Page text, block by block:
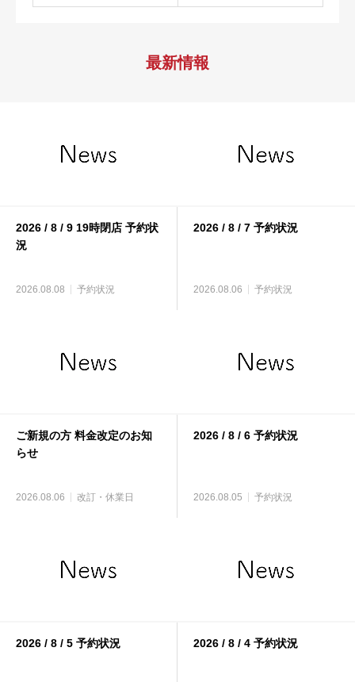
最新情報
2026 / 8 / 9 19時閉店 予約状
況
2026.08.08 予約状況
2026 / 8 / 7 予約状況
2026.08.06 予約状況
ご新規の方 料金改定のお知
らせ
2026.08.06 改訂・休業日
2026 / 8 / 6 予約状況
2026.08.05 予約状況
2026 / 8 / 5 予約状況 2026 / 8 / 4 予約状況